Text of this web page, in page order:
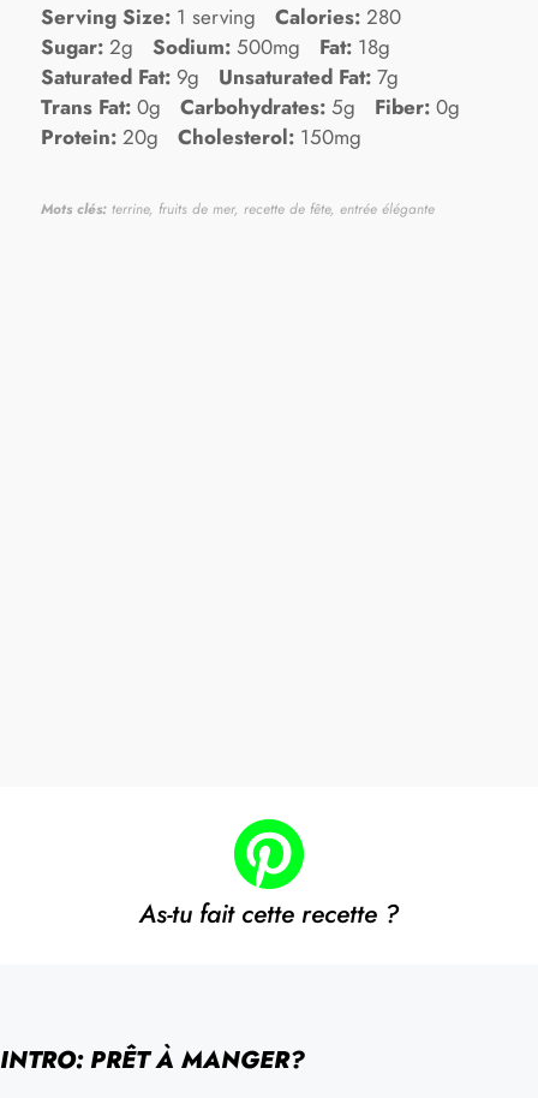
Serving Size: 1 serving Calories: 280
Sugar: 2g Sodium: 500mg Fat: 18g
Saturated Fat: 9g Unsaturated Fat: 7g
Trans Fat: 0g Carbohydrates: 5g Fiber: 0g
Protein: 20g Cholesterol: 150mg
Mots clés: terrine, fruits de mer, recette de fête, entrée élégante
As-tu fait cette recette ?
INTRO: PRÊT À MANGER?